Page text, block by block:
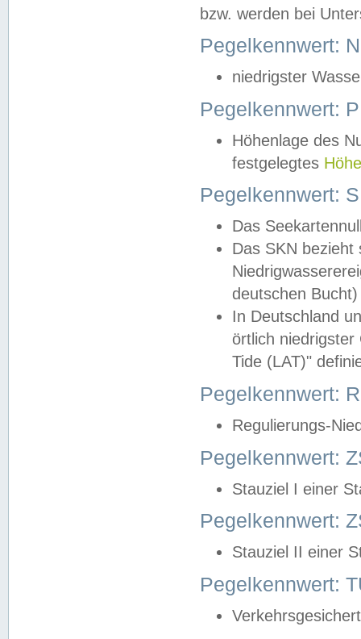
bzw. werden bei
Pegelkennwert:
niedrigster
Pegelkennwert:
Höhenlage des
festgelegtes
Pegelkennwert:
Das
Das SKN
deutschen
In Deutschland
örtlich
Tide (LAT)"
Pegelkennwert:
Regulierungs-
Pegelkennwert:
Stauziel I einer
Pegelkennwert:
Stauziel II einer
Pegelkennwert: